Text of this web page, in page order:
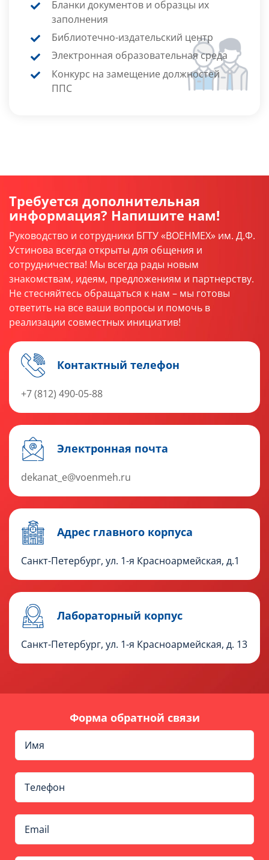
Бланки документов и образцы их
заполнения
Библиотечно-издательский центр
Электронная образовательная среда
Конкурс на замещение должностей
ППС
Требуется дополнительная
информация? Напишите нам!
Руководство и сотрудники БГТУ «ВОЕНМЕХ» им. Д.Ф.
Устинова всегда открыты для общения и
сотрудничества! Мы всегда рады новым
знакомствам, идеям, предложениям и партнерству.
Не стесняйтесь обращаться к нам – мы готовы
ответить на все ваши вопросы и помочь в
реализации совместных инициатив!
Контактный телефон
+7 (812) 490-05-88
Электронная почта
dekanat_e@voenmeh.ru
Адрес главного корпуса
Санкт-Петербург, ул. 1-я Красноармейская, д.1
Лабораторный корпус
Санкт-Петербург, ул. 1-я Красноармейская, д. 13
Форма обратной связи